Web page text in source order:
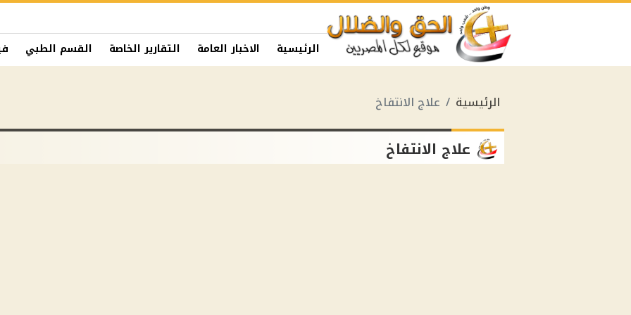
الرئيسية الاخبار العامة التقارير الخاصة القسم الطبي
الرئيسية علاج الانتفاخ
علاج الانتفاخ